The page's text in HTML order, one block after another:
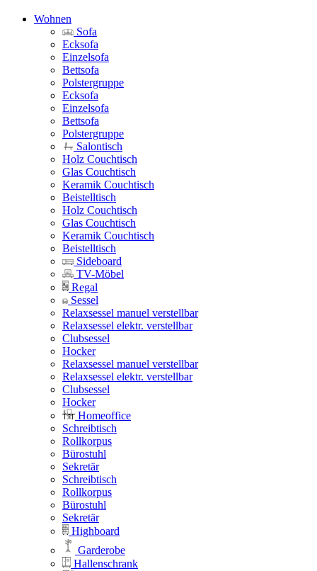
Wohnen
Sofa
Ecksofa
Einzelsofa
Bettsofa
Polstergruppe
Ecksofa
Einzelsofa
Bettsofa
Polstergruppe
Salontisch
Holz Couchtisch
Glas Couchtisch
Keramik Couchtisch
Beistelltisch
Holz Couchtisch
Glas Couchtisch
Keramik Couchtisch
Beistelltisch
Sideboard
TV-Möbel
Regal
Sessel
Relaxsessel manuel verstellbar
Relaxsessel elektr. verstellbar
Clubsessel
Hocker
Relaxsessel manuel verstellbar
Relaxsessel elektr. verstellbar
Clubsessel
Hocker
Homeoffice
Schreibtisch
Rollkorpus
Bürostuhl
Sekretär
Schreibtisch
Rollkorpus
Bürostuhl
Sekretär
Highboard
Garderobe
Hallenschrank